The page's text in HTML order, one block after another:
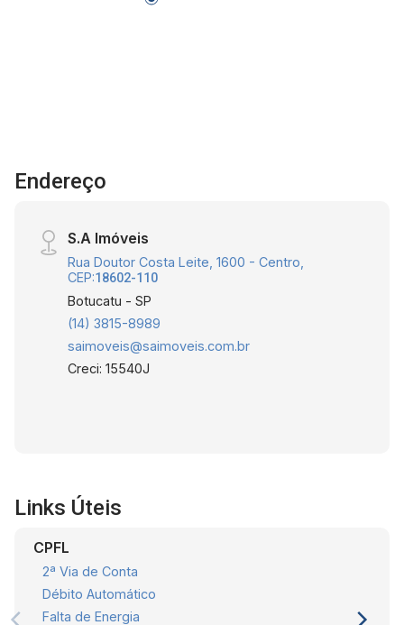
Endereço
S.A Imóveis
Rua Doutor Costa Leite, 1600 - Centro,
CEP:18602-110
Botucatu - SP
(14) 3815-8989
saimoveis@saimoveis.com.br
Creci: 15540J
Links Úteis
CPFL
2ª Via de Conta
Débito Automático
Falta de Energia